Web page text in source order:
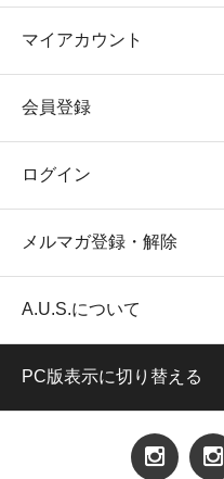
マイアカウント
会員登録
ログイン
メルマガ登録・解除
A.U.S.について
PC版表示に切り替える